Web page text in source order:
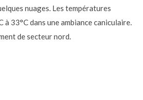
nuages. Les températures
à 33°C dans une ambiance caniculaire.
de secteur nord.